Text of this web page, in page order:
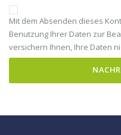
Mit dem Absenden dieses
Benutzung Ihrer Daten zur
versichern Ihnen, Ihre Daten